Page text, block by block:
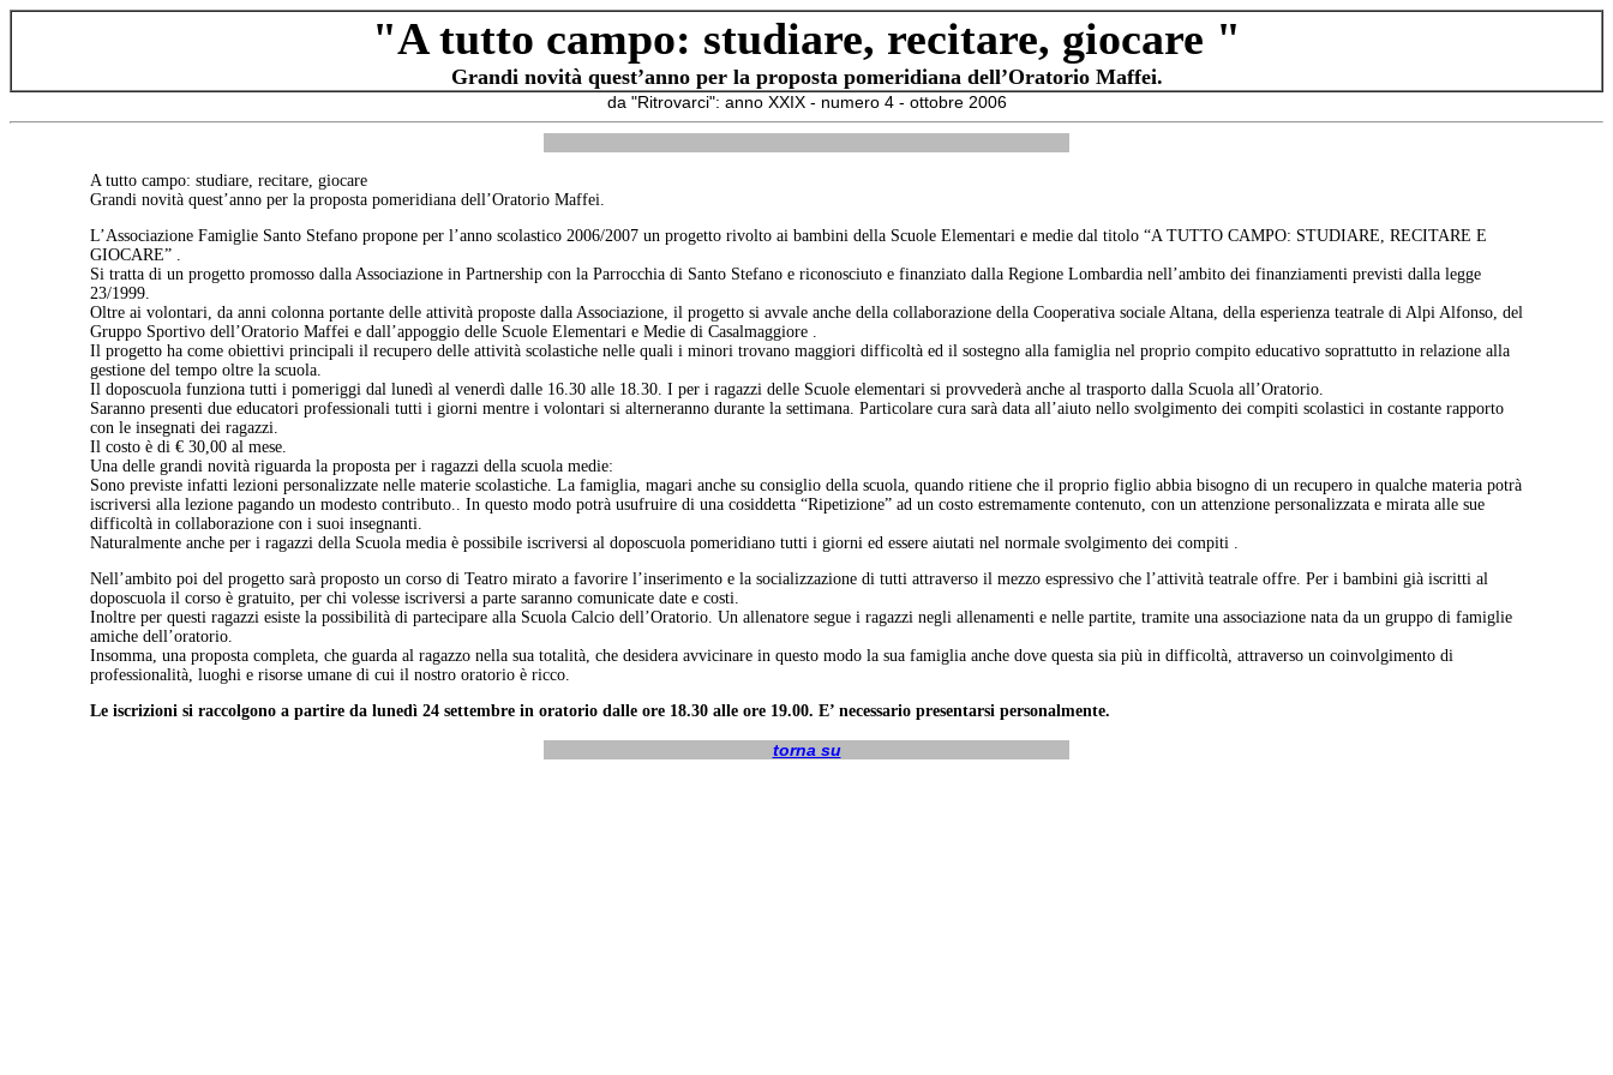
"A tutto campo: studiare, recitare, giocare "
Grandi novità quest’anno per la proposta pomeridiana dell’Oratorio Maffei.
da "Ritrovarci": anno XXIX - numero 4 - ottobre 2006
A tutto campo: studiare, recitare, giocare
Grandi novità quest’anno per la proposta pomeridiana dell’Oratorio Maffei.
L’Associazione Famiglie Santo Stefano propone per l’anno scolastico 2006/2007 un progetto rivolto ai bambini della Scuole Elementari e medie dal titolo “A TUTTO CAMPO: STUDIARE, RECITARE E
GIOCARE” .
Si tratta di un progetto promosso dalla Associazione in Partnership con la Parrocchia di Santo Stefano e riconosciuto e finanziato dalla Regione Lombardia nell’ambito dei finanziamenti previsti dalla legge
23/1999.
Oltre ai volontari, da anni colonna portante delle attività proposte dalla Associazione, il progetto si avvale anche della collaborazione della Cooperativa sociale Altana, della esperienza teatrale di Alpi Alfonso, del
Gruppo Sportivo dell’Oratorio Maffei e dall’appoggio delle Scuole Elementari e Medie di Casalmaggiore .
Il progetto ha come obiettivi principali il recupero delle attività scolastiche nelle quali i minori trovano maggiori difficoltà ed il sostegno alla famiglia nel proprio compito educativo soprattutto in relazione alla
gestione del tempo oltre la scuola.
Il doposcuola funziona tutti i pomeriggi dal lunedì al venerdì dalle 16.30 alle 18.30. I per i ragazzi delle Scuole elementari si provvederà anche al trasporto dalla Scuola all’Oratorio.
Saranno presenti due educatori professionali tutti i giorni mentre i volontari si alterneranno durante la settimana. Particolare cura sarà data all’aiuto nello svolgimento dei compiti scolastici in costante rapporto
con le insegnati dei ragazzi.
Il costo è di € 30,00 al mese.
Una delle grandi novità riguarda la proposta per i ragazzi della scuola medie:
Sono previste infatti lezioni personalizzate nelle materie scolastiche. La famiglia, magari anche su consiglio della scuola, quando ritiene che il proprio figlio abbia bisogno di un recupero in qualche materia potrà
iscriversi alla lezione pagando un modesto contributo.. In questo modo potrà usufruire di una cosiddetta “Ripetizione” ad un costo estremamente contenuto, con un attenzione personalizzata e mirata alle sue
difficoltà in collaborazione con i suoi insegnanti.
Naturalmente anche per i ragazzi della Scuola media è possibile iscriversi al doposcuola pomeridiano tutti i giorni ed essere aiutati nel normale svolgimento dei compiti .
Nell’ambito poi del progetto sarà proposto un corso di Teatro mirato a favorire l’inserimento e la socializzazione di tutti attraverso il mezzo espressivo che l’attività teatrale offre. Per i bambini già iscritti al
doposcuola il corso è gratuito, per chi volesse iscriversi a parte saranno comunicate date e costi.
Inoltre per questi ragazzi esiste la possibilità di partecipare alla Scuola Calcio dell’Oratorio. Un allenatore segue i ragazzi negli allenamenti e nelle partite, tramite una associazione nata da un gruppo di famiglie
amiche dell’oratorio.
Insomma, una proposta completa, che guarda al ragazzo nella sua totalità, che desidera avvicinare in questo modo la sua famiglia anche dove questa sia più in difficoltà, attraverso un coinvolgimento di
professionalità, luoghi e risorse umane di cui il nostro oratorio è ricco.
Le iscrizioni si raccolgono a partire da lunedì 24 settembre in oratorio dalle ore 18.30 alle ore 19.00. E’ necessario presentarsi personalmente.
torna su